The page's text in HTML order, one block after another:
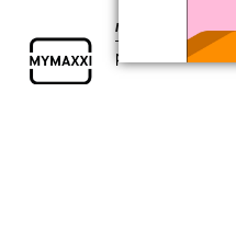
my
MAXXI card
per chi è